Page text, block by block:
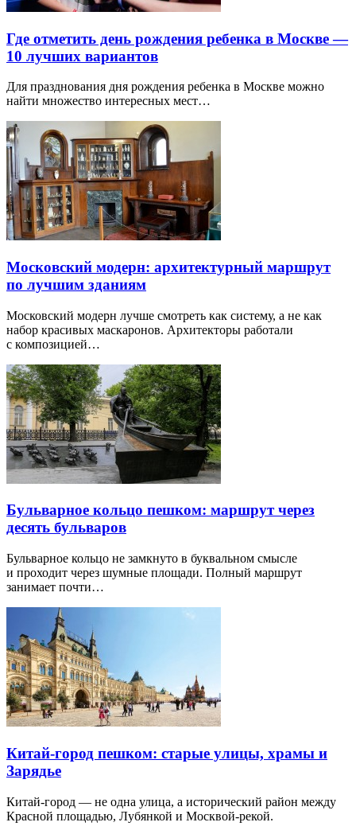
Где отметить день рождения ребенка в Москве —
10 лучших вариантов
Для празднования дня рождения ребенка в Москве можно
найти множество интересных мест…
Московский модерн: архитектурный маршрут
по лучшим зданиям
Московский модерн лучше смотреть как систему, а не как
набор красивых маскаронов. Архитекторы работали
с композицией…
Бульварное кольцо пешком: маршрут через
десять бульваров
Бульварное кольцо не замкнуто в буквальном смысле
и проходит через шумные площади. Полный маршрут
занимает почти…
Китай-город пешком: старые улицы, храмы и
Зарядье
Китай-город — не одна улица, а исторический район между
Красной площадью, Лубянкой и Москвой-рекой.